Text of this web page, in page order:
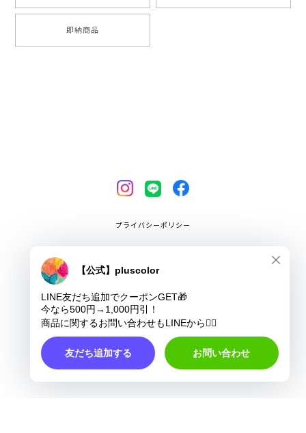
即納商品
プライバシーポリシー